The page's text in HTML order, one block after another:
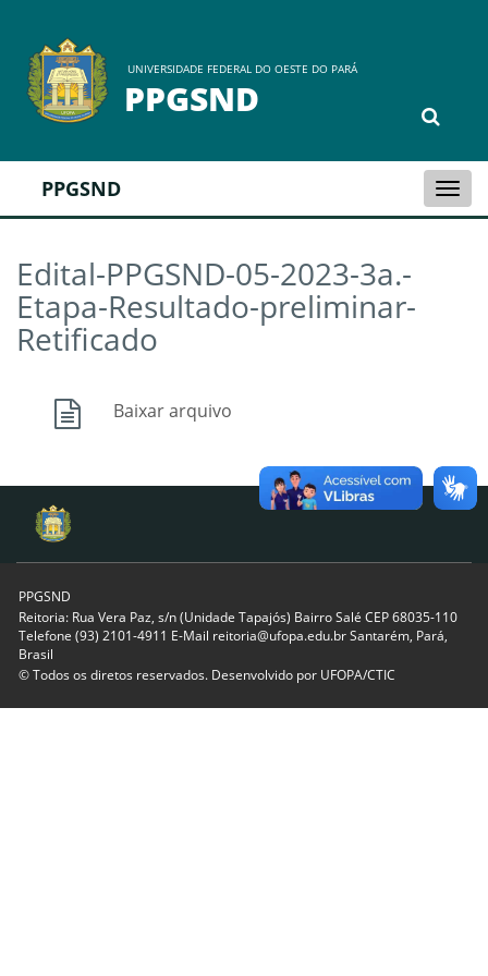
UNIVERSIDADE FEDERAL DO OESTE DO PARÁ
PPGSND
PPGSND
Edital-PPGSND-05-2023-3a.-
Etapa-Resultado-preliminar-
Retificado
Baixar arquivo
PPGSND
Reitoria: Rua Vera Paz, s/n (Unidade Tapajós) Bairro Salé CEP 68035-110
Telefone (93) 2101-4911 E-Mail reitoria@ufopa.edu.br Santarém, Pará,
Brasil
© Todos os diretos reservados. Desenvolvido por UFOPA/CTIC